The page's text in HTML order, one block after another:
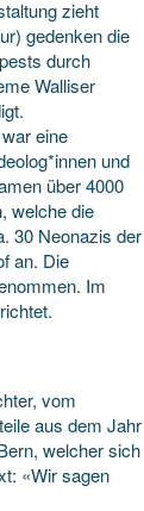
zieht
gedenken die
durch
Walliser
eine
und
über 4000
welche die
30 Neonazis der
an. Die
Im
vom
aus dem Jahr
welcher sich
«Wir sagen